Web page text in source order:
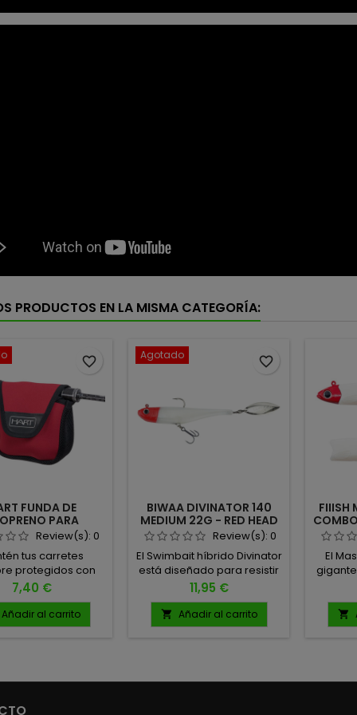
PRODUCTOS EN LA MISMA CATEGORÍA:
FUNDA DE
PARA
DE SPINNING
Review(s): 0
tus carretes
protegidos con
de neopreno para
de spinning,
para
máxima
Precio
7,40 €
Añadir al carrito
favorite_border Agotado
BIWAA DIVINATOR 140
MEDIUM 22G - RED HEAD
Review(s): 0
El Swimbait híbrido Divinator
está diseñado para resistir
golpes y, al mismo tiempo,
brindarle confianza para
pescar pez tras pez Peso:
22GR Medida: 140mm
Precio
11,95 €
 Añadir al carrito
favorite_border
FIIISH
El
de
para
cada
